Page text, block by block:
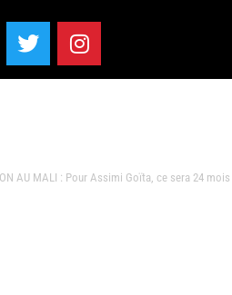
AU MALI : Pour Assimi Goïta, ce sera 24